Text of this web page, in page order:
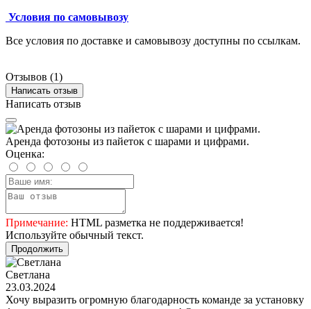
Условия по самовывозу
Все условия по доставке и самовывозу доступны по ссылкам.
Отзывов (1)
Написать отзыв
Написать отзыв
Аренда фотозоны из пайеток с шарами и цифрами.
Оценка:
Примечание: HTML разметка не поддерживается!
Используйте обычный текст.
Продолжить
Светлана
23.03.2024
Хочу выразить огромную благодарность команде за установку